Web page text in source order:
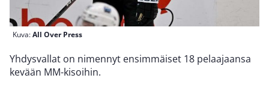
Kuva:All Over Press
Yhdysvallat on nimennyt ensimmäiset 18 pelaajaansa
kevään MM-kisoihin.